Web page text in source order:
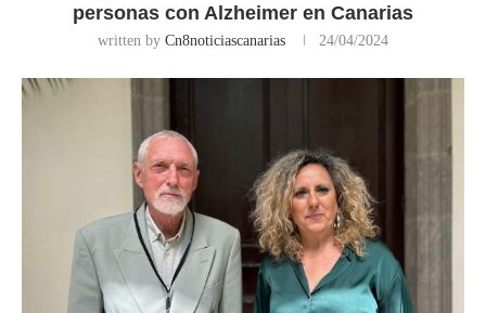
personas con Alzheimer en Canarias
written by Cn8noticiascanarias 24/04/2024